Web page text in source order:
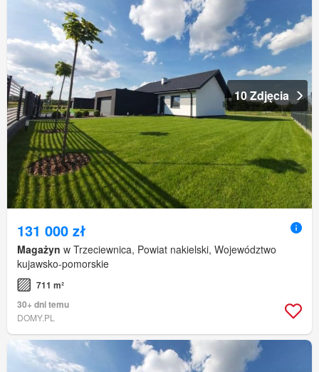
10 Zdjęcia
131 000 zł
Magażyn w Trzeciewnica, Powiat nakielski, Województwo
kujawsko-pomorskie
711 m²
30+ dni temu
DOMY.PL